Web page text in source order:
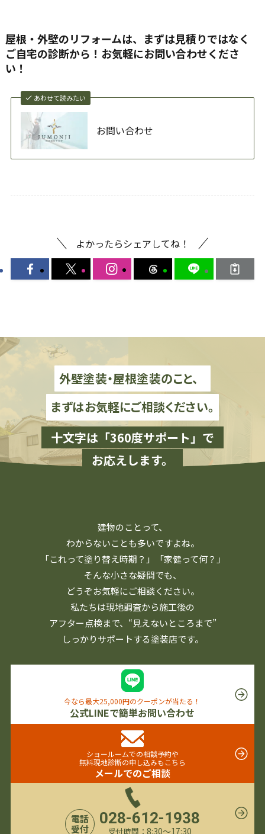
屋根・外壁のリフォームは、まずは見積りではなく
ご自宅の診断から！お気軽にお問い合わせくださ
い！
あわせて読みたい
お問い合わせ
よかったらシェアしてね！
外壁塗装・屋根塗装のこと、
まずはお気軽にご相談ください。
十文字は「360度サポート」で
お応えします。
建物のことって、
わからないことも多いですよね。
「これって塗り替え時期？」「家健って何？」
そんな小さな疑問でも、
どうぞお気軽にご相談ください。
私たちは現地調査から施工後の
アフター点検まで、 “見えないところまで”
しっかりサポートする塗装店です。
今なら最大25,000円のクーポンが当たる！
公式LINEで簡単お問い合わせ
ショールームでの相談予約や
無料現地診断の申し込みもこちら
メールでのご相談
電話
受付
028-612-1938
受付時間： 8:30〜17:30